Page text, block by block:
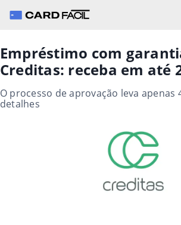
Empréstimo com
Creditas: receba em até
O processo de aprovação leva apenas
detalhes